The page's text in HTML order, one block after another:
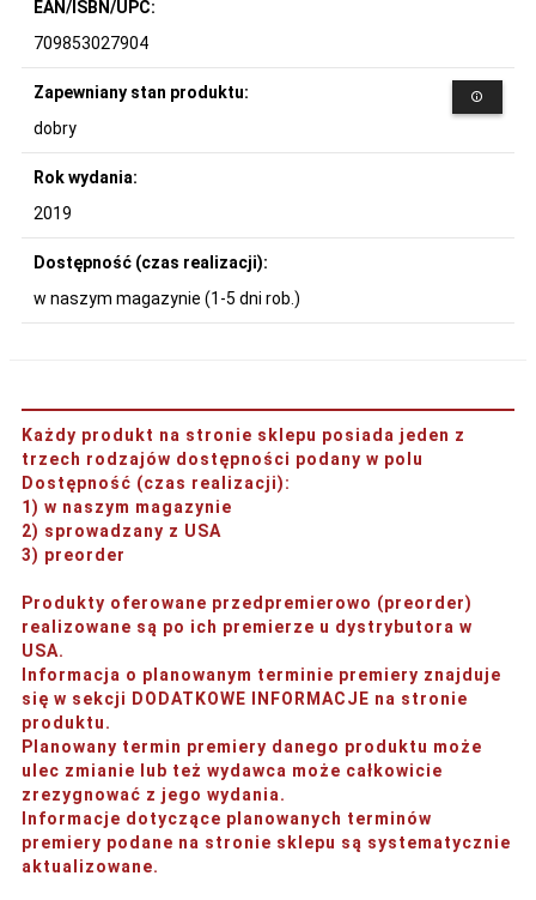
EAN/ISBN/UPC:
709853027904
Zapewniany stan produktu:
dobry
Rok wydania:
2019
Dostępność (czas realizacji):
w naszym magazynie (1-5 dni rob.)
Każdy produkt na stronie sklepu posiada jeden z
trzech rodzajów dostępności podany w polu
Dostępność (czas realizacji):
1) w naszym magazynie
2) sprowadzany z USA
3) preorder
Produkty oferowane przedpremierowo (preorder)
realizowane są po ich premierze u dystrybutora w
USA.
Informacja o planowanym terminie premiery znajduje
się w sekcji DODATKOWE INFORMACJE na stronie
produktu.
Planowany termin premiery danego produktu może
ulec zmianie lub też wydawca może całkowicie
zrezygnować z jego wydania.
Informacje dotyczące planowanych terminów
premiery podane na stronie sklepu są systematycznie
aktualizowane.